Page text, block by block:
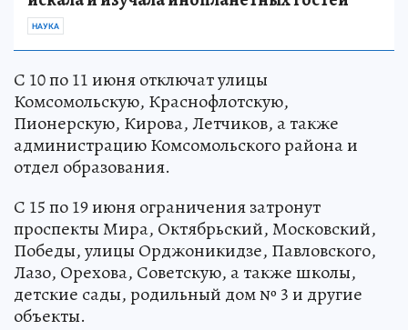
НАУКА
С 10 по 11 июня отключат улицы
Комсомольскую, Краснофлотскую,
Пионерскую, Кирова, Летчиков, а также
администрацию Комсомольского района и
отдел образования.
С 15 по 19 июня ограничения затронут
проспекты Мира, Октябрьский, Московский,
Победы, улицы Орджоникидзе, Павловского,
Лазо, Орехова, Советскую, а также школы,
детские сады, родильный дом № 3 и другие
объекты.